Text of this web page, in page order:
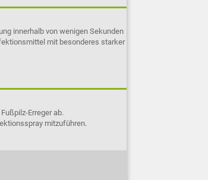
innerhalb von wenigen Sekunden
mit besonderes starker
Erreger ab.
mitzuführen.